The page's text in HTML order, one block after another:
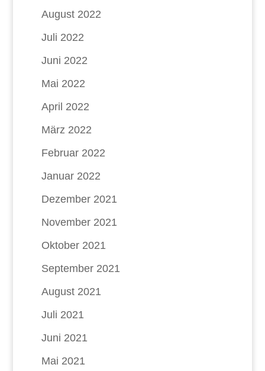
August 2022
Juli 2022
Juni 2022
Mai 2022
April 2022
März 2022
Februar 2022
Januar 2022
Dezember 2021
November 2021
Oktober 2021
September 2021
August 2021
Juli 2021
Juni 2021
Mai 2021